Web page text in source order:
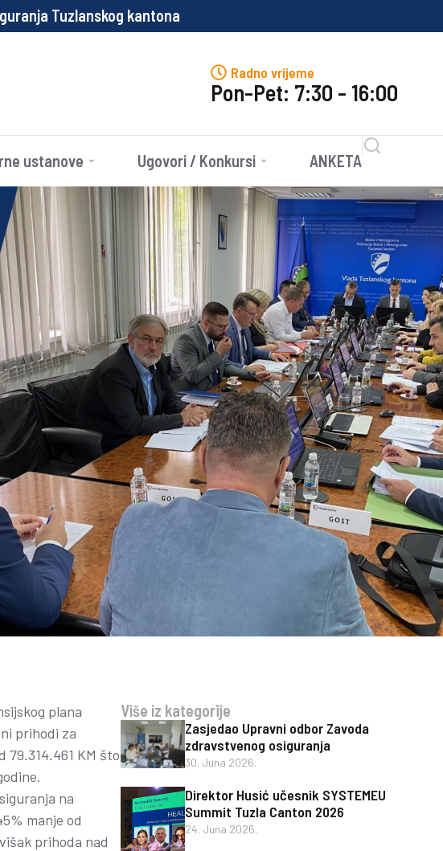
Tuzlanskog kantona
Radno vrijeme
Pon-Pet: 7:30 - 16:00
ustanove Ugovori / Konkursi ANKETA
plana
prihodi za
KM što
na
manje od
prihoda nad
Više iz kategorije
Zasjedao Upravni odbor Zavoda
zdravstvenog osiguranja
30. Juna 2026.
Direktor Husić učesnik SYSTEMEU
Summit Tuzla Canton 2026
24. Juna 2026.